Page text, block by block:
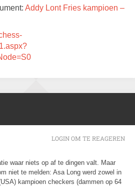
Addy Lont Fries kampioen –
waar niets op af te dingen valt. Maar
niet te melden: Asa Long werd zowel in
kampioen checkers (dammen op 64
LOGIN OM TE REAGEREN